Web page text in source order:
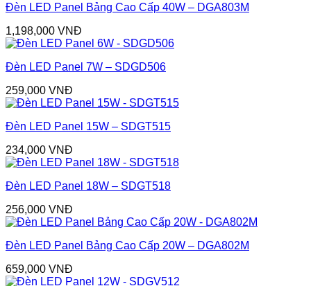
Đèn LED Panel Bảng Cao Cấp 40W – DGA803M
1,198,000 VNĐ
Đèn LED Panel 7W – SDGD506
259,000 VNĐ
Đèn LED Panel 15W – SDGT515
234,000 VNĐ
Đèn LED Panel 18W – SDGT518
256,000 VNĐ
Đèn LED Panel Bảng Cao Cấp 20W – DGA802M
659,000 VNĐ